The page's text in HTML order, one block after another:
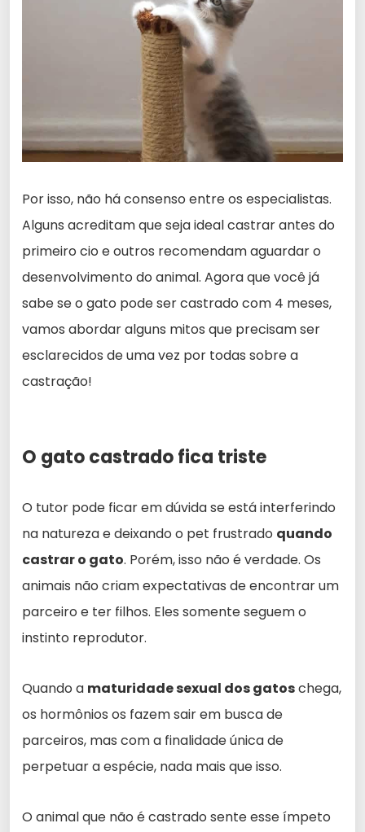
Por isso, não há consenso entre os especialistas.
Alguns acreditam que seja ideal castrar antes do
primeiro cio e outros recomendam aguardar o
desenvolvimento do animal. Agora que você já
sabe se o gato pode ser castrado com 4 meses,
vamos abordar alguns mitos que precisam ser
esclarecidos de uma vez por todas sobre a
castração!
O gato castrado fica triste
O tutor pode ficar em dúvida se está interferindo
na natureza e deixando o pet frustrado quando
castrar o gato. Porém, isso não é verdade. Os
animais não criam expectativas de encontrar um
parceiro e ter filhos. Eles somente seguem o
instinto reprodutor.
Quando a maturidade sexual dos gatoschega,
os hormônios os fazem sair em busca de
parceiros, mas com a finalidade única de
perpetuar a espécie, nada mais que isso.
O animal que não é castrado sente esse ímpeto